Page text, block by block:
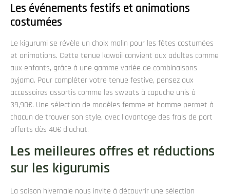
Les événements festifs et animations
costumées
Le kigurumi se révèle un choix malin pour les fêtes costumées
et animations. Cette tenue kawaii convient aux adultes comme
aux enfants, grâce à une gamme variée de combinaisons
pyjama. Pour compléter votre tenue festive, pensez aux
accessoires assortis comme les sweats à capuche unis à
39,90€. Une sélection de modèles femme et homme permet à
chacun de trouver son style, avec l’avantage des frais de port
offerts dès 40€ d’achat.
Les meilleures offres et réductions
sur les kigurumis
La saison hivernale nous invite à découvrir une sélection